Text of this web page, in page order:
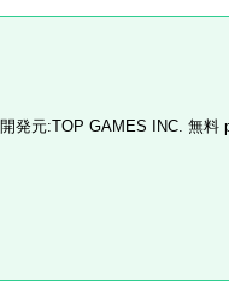
開発元:TOP GAMES INC. 無料